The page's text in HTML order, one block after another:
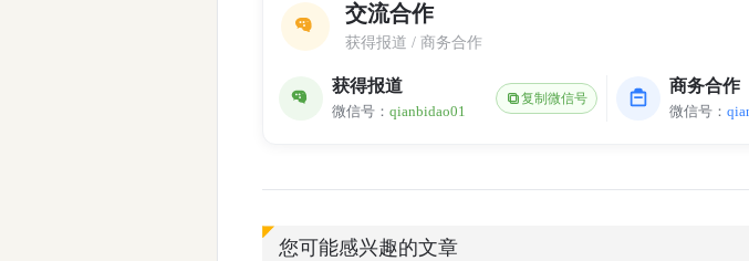
交流合作
获得报道 / 商务合作
获得报道
微信号：qianbidao01
复制微信号
商务合作
微信号：
您可能感兴趣的文章